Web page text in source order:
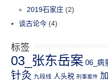
2019石家庄 (2)
谈古论今 (4)
标签
03_张东岳案 06_病
针灸 九段线 人头税 刑事案件